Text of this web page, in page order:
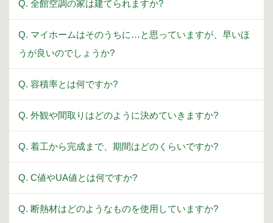
Q. 全館空調の家は建てられますか?
Q. マイホームはそのうちに…と思っていますが、早いほ
うが良いのでしょうか?
Q. 容積率とは何ですか?
Q. 外観や間取りはどのように決めていきますか?
Q. 着工から完成まで、期間はどのくらいですか?
Q. C値やUA値とは何ですか?
Q. 断熱材はどのようなものを使用していますか?